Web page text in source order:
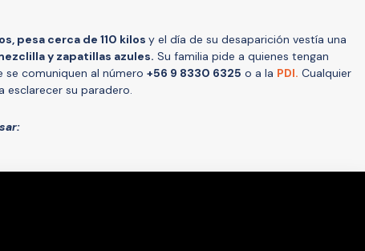
pesa cerca de 110 kilos y el día de su desaparición vestía una
y zapatillas azules. Su familia pide a quienes tengan
comuniquen al número +56 9 8330 6325 o a la PDI. Cualquier
esclarecer su paradero.